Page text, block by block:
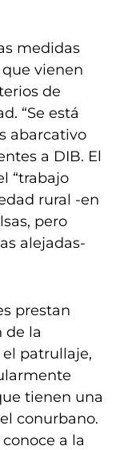
medidas
vienen
de
“Se está
abarcativo
a DIB. El
“trabajo
rural -en
pero
alejadas-
prestan
de la
patrullaje,
tienen una
conurbano.
a la